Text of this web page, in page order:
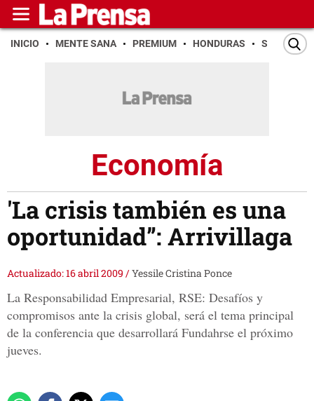
INICIO MENTE SANA PREMIUM HONDURAS SAN PEDRO
Economía
'La crisis también es una
oportunidad”: Arrivillaga
Actualizado: 16 abril 2009 /Yessile Cristina Ponce
La Responsabilidad Empresarial, RSE: Desafíos y
compromisos ante la crisis global, será el tema principal
de la conferencia que desarrollará Fundahrse el próximo
jueves.